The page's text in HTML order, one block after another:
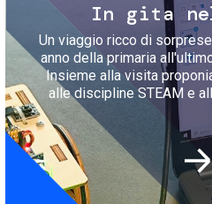
In gita
Un viaggio ricco di
anno della primaria
Insieme alla visita
alle discipline STEAM e